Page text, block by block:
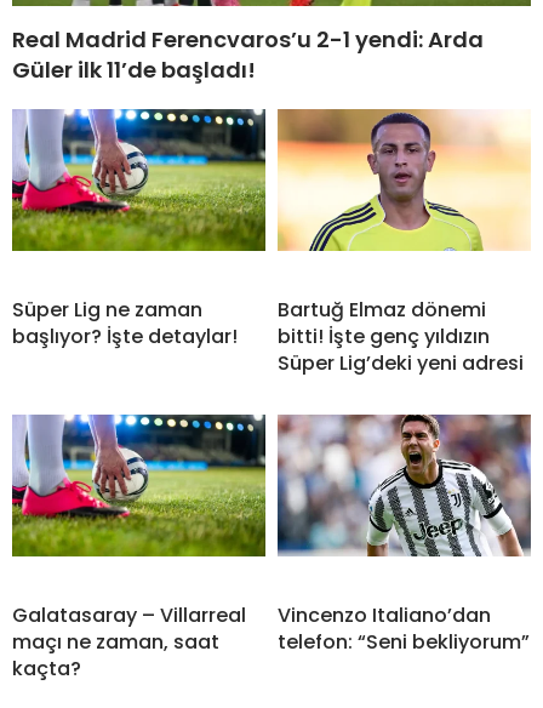
Real Madrid Ferencvaros’u 2-1 yendi: Arda
Güler ilk 11’de başladı!
Süper Lig ne zaman
başlıyor? İşte detaylar!
Bartuğ Elmaz dönemi
bitti! İşte genç yıldızın
Süper Lig’deki yeni adresi
Galatasaray – Villarreal
maçı ne zaman, saat
kaçta?
Vincenzo Italiano’dan
telefon: “Seni bekliyorum”